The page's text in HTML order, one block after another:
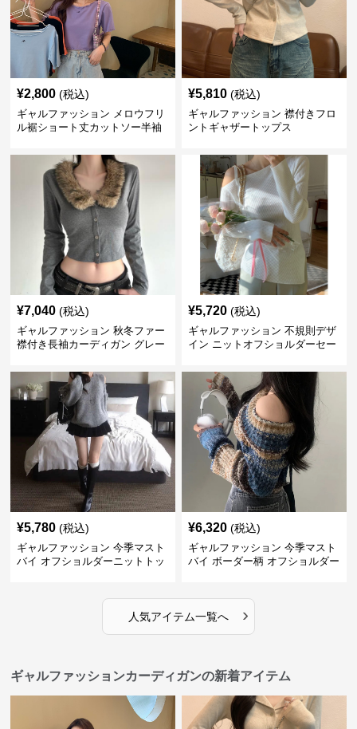
¥2,800 (税込)
ギャルファッション メロウフリ
ル裾ショート丈カットソー半袖
¥5,810 (税込)
ギャルファッション 襟付きフロ
ントギャザートップス
¥7,040 (税込)
ギャルファッション 秋冬ファー
襟付き長袖カーディガン グレー
¥5,720 (税込)
ギャルファッション 不規則デザ
イン ニットオフショルダーセー
¥5,780 (税込)
ギャルファッション 今季マスト
バイ オフショルダーニットトッ
¥6,320 (税込)
ギャルファッション 今季マスト
バイ ボーダー柄 オフショルダー
人気アイテム一覧へ ›
ギャルファッションカーディガンの新着アイテム